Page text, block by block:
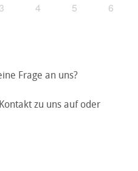
3 4 5 6
Frage an uns?
zu uns auf oder